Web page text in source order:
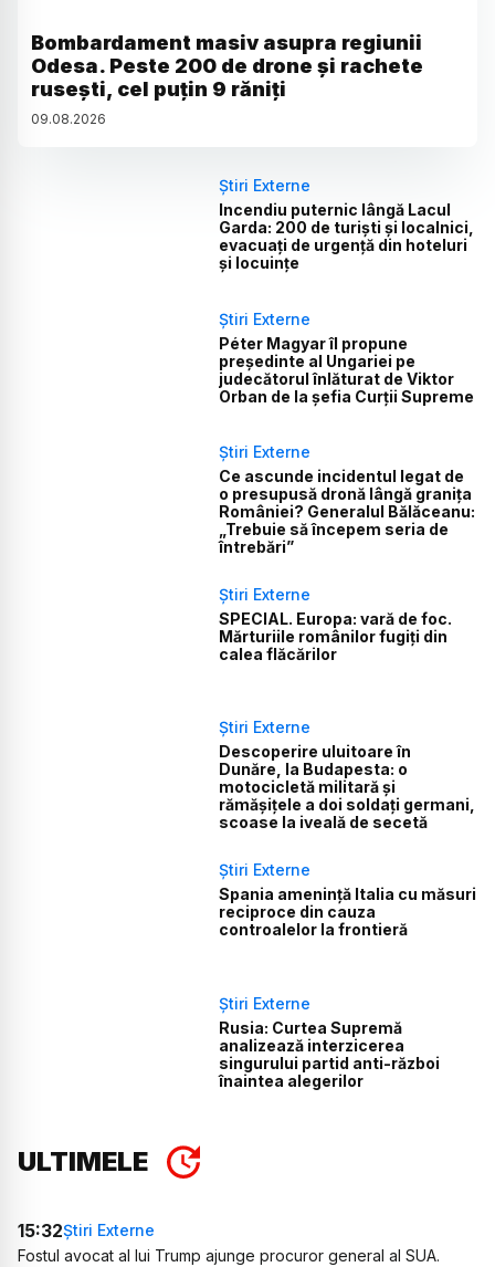
Bombardament masiv asupra regiunii
Odesa. Peste 200 de drone și rachete
rusești, cel puțin 9 răniți
09.08.2026
Știri Externe
Incendiu puternic lângă Lacul
Garda: 200 de turiști și localnici,
evacuați de urgență din hoteluri
și locuințe
Știri Externe
Péter Magyar îl propune
președinte al Ungariei pe
judecătorul înlăturat de Viktor
Orban de la șefia Curții Supreme
Știri Externe
Ce ascunde incidentul legat de
o presupusă dronă lângă granița
României? Generalul Bălăceanu:
„Trebuie să începem seria de
întrebări”
Știri Externe
SPECIAL. Europa: vară de foc.
Mărturiile românilor fugiți din
calea flăcărilor
Știri Externe
Descoperire uluitoare în
Dunăre, la Budapesta: o
motocicletă militară și
rămășițele a doi soldați germani,
scoase la iveală de secetă
Știri Externe
Spania amenință Italia cu măsuri
reciproce din cauza
controalelor la frontieră
Știri Externe
Rusia: Curtea Supremă
analizează interzicerea
singurului partid anti-război
înaintea alegerilor
ULTIMELE
15:32Știri Externe
Fostul avocat al lui Trump ajunge procuror general al SUA.